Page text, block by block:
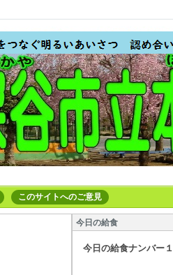
このサイトへのご意見
今日の給食
今日の給食ナンバー１